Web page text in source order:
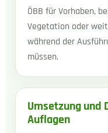
ÖBB für Vorhaben,
Vegetation oder
während der
müssen.
Umsetzung und
Auflagen